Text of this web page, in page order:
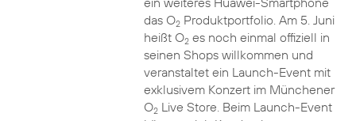
das O2Produktportfolio. Am 5. Juni
heißt O2es noch einmal offiziell in
seinen Shops willkommen und
veranstaltet ein Launch-Event mit
exklusivem Konzert im Münchener
O2Live Store. Beim Launch-Event